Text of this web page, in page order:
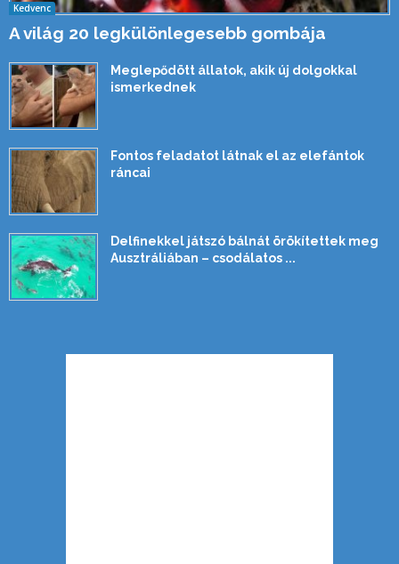
Kedvenc
A világ 20 legkülönlegesebb gombája
Meglepődött állatok, akik új dolgokkal
ismerkednek
Fontos feladatot látnak el az elefántok
ráncai
Delfinekkel játszó bálnát örökítettek meg
Ausztráliában – csodálatos ...